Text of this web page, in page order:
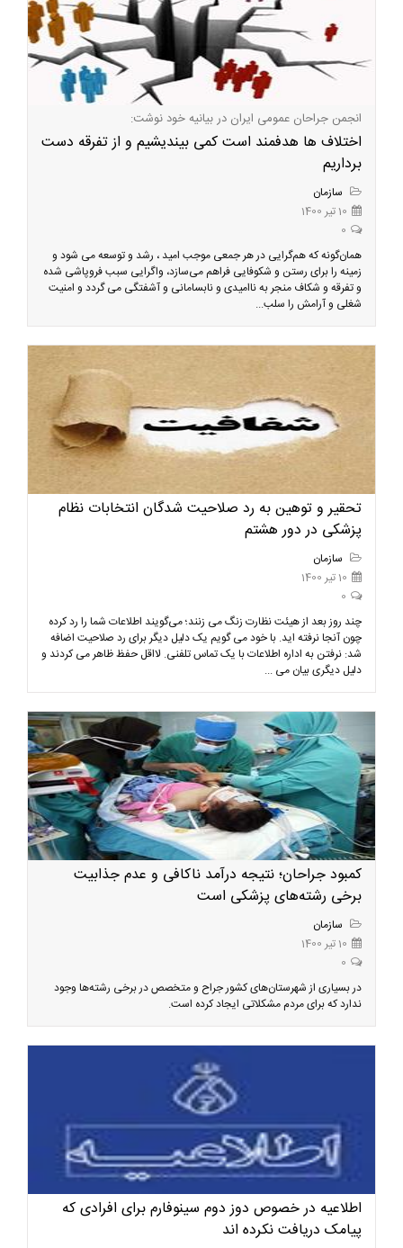
انجمن جراحان عمومی ایران در بیانیه خود نوشت:
اختلاف ها هدفمند است کمی بیندیشیم و از تفرقه دست
برداریم
سازمان
10 تیر 1400
0
همان‌گونه که هم‌گرایی در هر جمعی موجب امید ، رشد و توسعه می شود و
زمینه را برای رستن و شکوفایی فراهم می‌سازد، ‌واگرایی سبب فروپاشی شده
و تفرقه و شکاف منجر به ناامیدی و نابسامانی و آشفتگی می گردد و امنیت
شغلی و آرامش را سلب...
تحقیر و توهین به رد صلاحیت شدگان انتخابات نظام
پزشکی در دور هشتم
سازمان
10 تیر 1400
0
چند روز بعد از هیئت نظارت زنگ می زنند؛ می‌گویند اطلاعات شما را رد کرده
چون آنجا نرفته اید. با خود می گویم یک دلیل دیگر برای رد صلاحیت اضافه
شد: نرفتن به اداره اطلاعات با یک تماس تلفنی. لااقل حفظ ظاهر می کردند و
دلیل دیگری بیان می ...
کمبود جراحان؛ نتیجه درآمد ناکافی و عدم جذابیت
برخی رشته‌های پزشکی است
سازمان
10 تیر 1400
0
در بسیاری از شهرستان‌های کشور جراح و متخصص در برخی رشته‌ها وجود
ندارد که برای مردم مشکلاتی ایجاد کرده است.
اطلاعیه در خصوص دوز دوم سینوفارم برای افرادی که
پیامک دریافت نکرده اند